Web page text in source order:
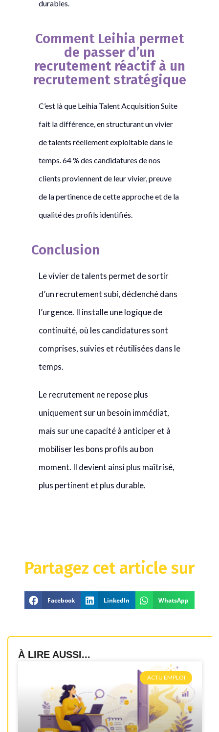
durables.
Comment Leihia permet
de passer d’un
recrutement réactif à un
recrutement stratégique
C’est là que Leihia Talent Acquisition Suite
fait la différence, en structurant un vivier
de talents réellement exploitable dans le
temps. 64 % des candidatures de nos
clients proviennent de leur vivier, preuve
de la pertinence de cette approche et de la
qualité des profils identifiés.
Conclusion
Le vivier de talents permet de sortir
d’un recrutement subi, déclenché dans
l’urgence. Il installe une logique de
continuité, où les candidatures sont
comprises, suivies et réutilisées dans le
temps.
Le recrutement ne repose plus
uniquement sur un besoin immédiat,
mais sur une capacité à anticiper et à
mobiliser les bons profils au bon
moment. Il devient ainsi plus maîtrisé,
plus pertinent et plus durable.
Partagez cet article sur
Facebook LinkedIn WhatsApp
À LIRE AUSSI...
ACTU EMPLOI